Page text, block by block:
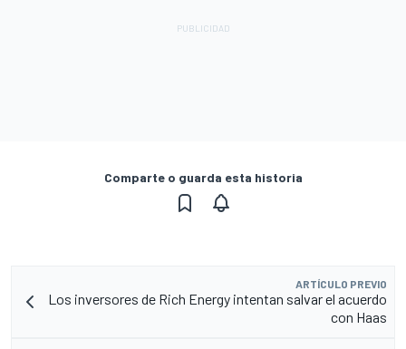
Comparte o guarda esta historia
ARTÍCULO PREVIO
Los inversores de Rich Energy intentan salvar el acuerdo
con Haas